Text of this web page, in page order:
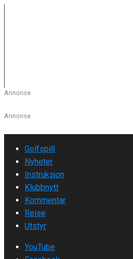
Annonse
Annonse
Golfspill
Nyheter
Instruksjon
Klubbnytt
Kommentar
Reise
Utstyr
YouTube